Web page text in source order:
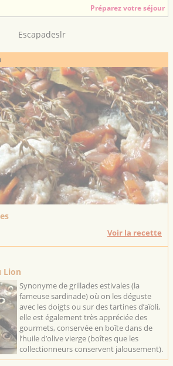
Préparez votre séjour
Escapadeslr
Voir la recette
Lion
Synonyme de grillades estivales (la
fameuse sardinade) où on les déguste
avec les doigts ou sur des tartines d’aïoli,
elle est également très appréciée des
gourmets, conservée en boîte dans de
l’huile d’olive vierge (boîtes que les
collectionneurs conservent jalousement).